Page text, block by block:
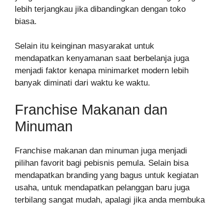
lebih terjangkau jika dibandingkan dengan toko
biasa.
Selain itu keinginan masyarakat untuk
mendapatkan kenyamanan saat berbelanja juga
menjadi faktor kenapa minimarket modern lebih
banyak diminati dari waktu ke waktu.
Franchise Makanan dan
Minuman
Franchise makanan dan minuman juga menjadi
pilihan favorit bagi pebisnis pemula. Selain bisa
mendapatkan branding yang bagus untuk kegiatan
usaha, untuk mendapatkan pelanggan baru juga
terbilang sangat mudah, apalagi jika anda membuka